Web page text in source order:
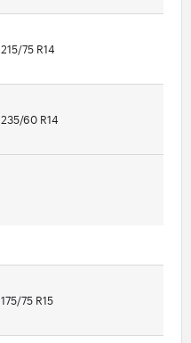
215/75 R14
235/60 R14
175/75 R15